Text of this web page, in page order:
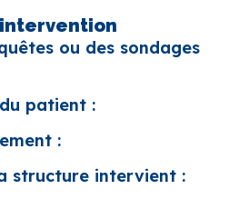
ou des sondages
patient :
:
structure intervient :